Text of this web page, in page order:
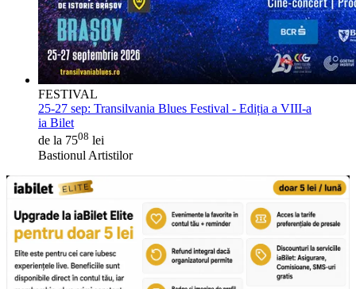
FESTIVAL
25-27 sep: Transilvania Blues Festival - Ediția a VIII-a
ia Bilet
de la 7508 lei
Bastionul Artistilor